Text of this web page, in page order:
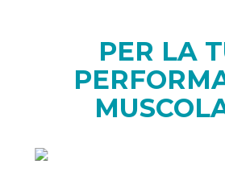
PER LA